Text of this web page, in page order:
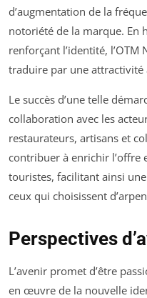
d’augmentation de la
notoriété de la marque. En
renforçant l’identité, l’OTM
traduire par une attractivité
Le succès d’une telle
collaboration avec les
restaurateurs, artisans et
contribuer à enrichir l’offre
touristes, facilitant ainsi
ceux qui choisissent
Perspectives
L’avenir promet d’être
en œuvre de la nouvelle